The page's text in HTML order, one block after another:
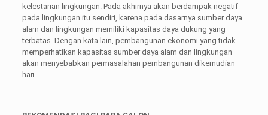
kelestarian lingkungan. Pada akhirnya akan berdampak negatif
pada lingkungan itu sendiri, karena pada dasarnya sumber daya
alam dan lingkungan memiliki kapasitas daya dukung yang
terbatas. Dengan kata lain, pembangunan ekonomi yang tidak
memperhatikan kapasitas sumber daya alam dan lingkungan
akan menyebabkan permasalahan pembangunan dikemudian
hari.